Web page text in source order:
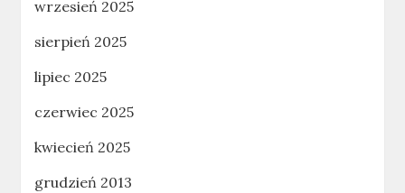
wrzesień 2025
sierpień 2025
lipiec 2025
czerwiec 2025
kwiecień 2025
grudzień 2013